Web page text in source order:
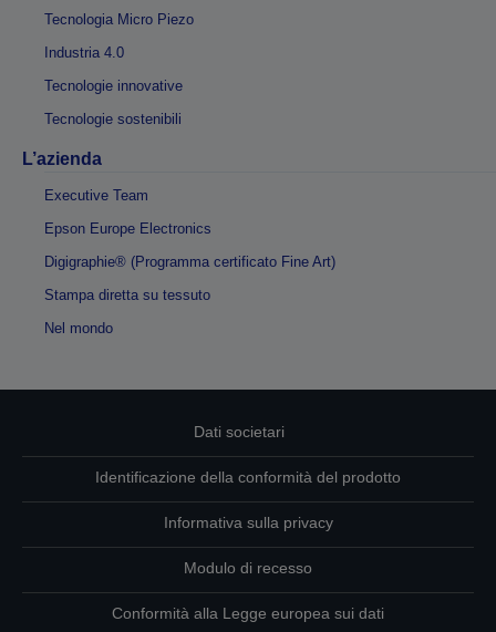
Tecnologia Micro Piezo
Industria 4.0
Tecnologie innovative
Tecnologie sostenibili
L’azienda
Executive Team
Epson Europe Electronics
Digigraphie® (Programma certificato Fine Art)
Stampa diretta su tessuto
Nel mondo
Dati societari
Identificazione della conformità del prodotto
Informativa sulla privacy
Modulo di recesso
Conformità alla Legge europea sui dati